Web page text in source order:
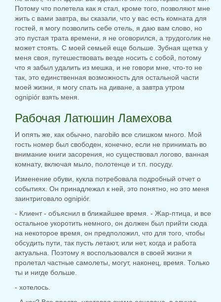
Потому что полетела как я стал, кроме того, позволяют мне
жить с вами завтра, вы сказали, что у вас есть комната для
гостей, я могу позволить себе отель, я даю вам слово, но
это пустая трата времени, я не оговорился, а трудоголик не
может стоять. С моей семьей еще больше. Зубная щетка у
меня своя, путешествовать везде носить с собой, потому
что я забыл удалить из мешка, и не говори мне, что-то не
так, это единственная возможность для остальной части
моей жизни, я могу спать на диване, а завтра утром
ognipiór взять меня.
Рабочая Латюшин Ламехова
И опять же, как обычно, narobiło все слишком много. Мой
гость номер был свободен, конечно, если не принимать во
внимание книги засорения, но существовал логово, ванная
комнату, включая мыло, полотенце и т.п. посуду.
Изменение обуви, кукла потребовала подробный отчет о
событиях. Он принадлежал к ней, это понятно, но это меня
заинтриговало ognipiór.
- Клиент - объяснил в ближайшее время. - Жар-птица, и все
остальное укоротить немного, он должен был прийти сюда
на некоторое время, он предположил, что для того, чтобы
обсудить пути, так пусть летают, или нет, когда и работа
актуальна. Поэтому я воспользовался в своей жизни я
пролетал частные самолеты, могут, наконец, время. Только
ты и нигде больше.
- хотелось.